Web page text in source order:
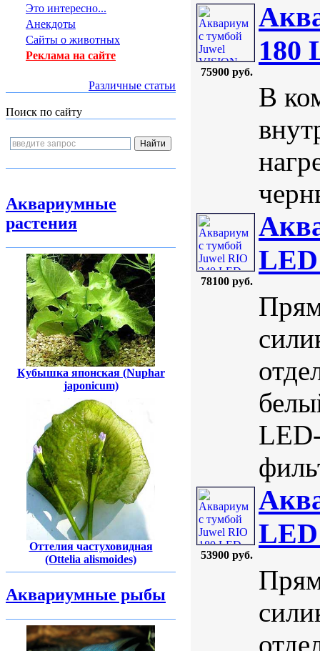
Это интересно...
Анекдоты
Сайты о животных
Реклама на сайте
Различные статьи
Поиск по сайту
Аквариумные
растения
Кубышка японская (Nuphar
japonicum)
Оттелия частуховидная
(Ottelia alismoides)
Аквариумные рыбы
75900 руб.
180
В
78100 руб.
LED
53900 руб.